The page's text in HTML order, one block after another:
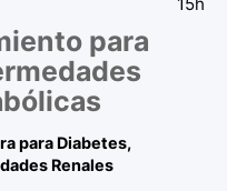
para
para Diabetes,
Renales